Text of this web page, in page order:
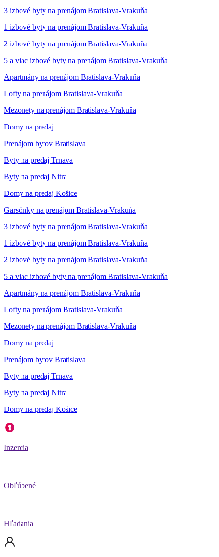
3 izbové byty na prenájom Bratislava-Vrakuňa
1 izbové byty na prenájom Bratislava-Vrakuňa
2 izbové byty na prenájom Bratislava-Vrakuňa
5 a viac izbové byty na prenájom Bratislava-Vrakuňa
Apartmány na prenájom Bratislava-Vrakuňa
Lofty na prenájom Bratislava-Vrakuňa
Mezonety na prenájom Bratislava-Vrakuňa
Domy na predaj
Prenájom bytov Bratislava
Byty na predaj Trnava
Byty na predaj Nitra
Domy na predaj Košice
Garsónky na prenájom Bratislava-Vrakuňa
3 izbové byty na prenájom Bratislava-Vrakuňa
1 izbové byty na prenájom Bratislava-Vrakuňa
2 izbové byty na prenájom Bratislava-Vrakuňa
5 a viac izbové byty na prenájom Bratislava-Vrakuňa
Apartmány na prenájom Bratislava-Vrakuňa
Lofty na prenájom Bratislava-Vrakuňa
Mezonety na prenájom Bratislava-Vrakuňa
Domy na predaj
Prenájom bytov Bratislava
Byty na predaj Trnava
Byty na predaj Nitra
Domy na predaj Košice
Inzercia
Obľúbené
Hľadania